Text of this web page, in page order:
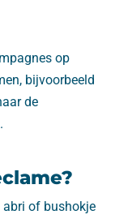
op
bijvoorbeeld
de
abri of bushokje